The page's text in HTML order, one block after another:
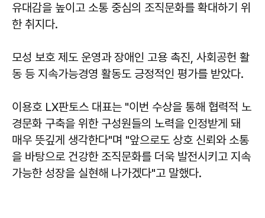
유대감을 높이고 소통 중심의 조직문화를 확대하기 위
한 취지다.
모성 보호 제도 운영과 장애인 고용 촉진, 사회공헌 활
동 등 지속가능경영 활동도 긍정적인 평가를 받았다.
이용호 LX판토스 대표는 "이번 수상을 통해 협력적 노
경문화 구축을 위한 구성원들의 노력을 인정받게 돼
매우 뜻깊게 생각한다"며 "앞으로도 상호 신뢰와 소통
을 바탕으로 건강한 조직문화를 더욱 발전시키고 지속
가능한 성장을 실현해 나가겠다"고 말했다.